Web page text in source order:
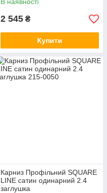
2 545 ₴
Купити
Карниз Профільний SQUARE
LINE сатин одинарний 2.4
заглушка